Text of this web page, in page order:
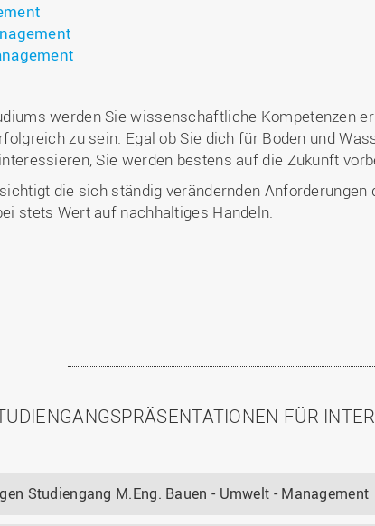
werden Sie wissenschaftliche Kompetenzen
zu sein. Egal ob Sie dich für Boden und
Sie werden bestens auf die Zukunft
die sich ständig verändernden
stets Wert auf nachhaltiges Handeln.
FÜR
Studiengang M.Eng. Bauen - Umwelt - Management